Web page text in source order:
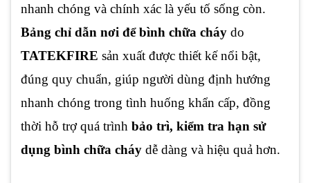
nhanh chóng và chính xác là yếu tố sống còn.
Bảng chỉ dẫn nơi để bình chữa cháy do
TATEKFIRE sản xuất được thiết kế nổi bật,
đúng quy chuẩn, giúp người dùng định hướng
nhanh chóng trong tình huống khẩn cấp, đồng
thời hỗ trợ quá trình bảo trì, kiểm tra hạn sử
dụng bình chữa cháy dễ dàng và hiệu quả hơn.